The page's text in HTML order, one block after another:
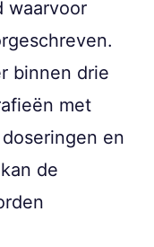
waarvoor
binnen drie
met
en
de